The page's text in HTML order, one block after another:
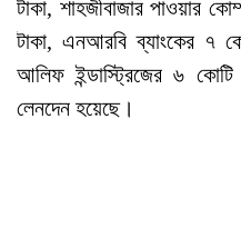
টাকা, শাহজীবাজার পাওয়ার
টাকা, এনআরবি ব্যাংকের ৭
আলিফ ইন্ডাস্ট্রিজের ৬
লেনদেন হয়েছে।